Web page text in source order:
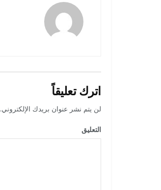
اترك تعليقاً
لن يتم نشر عنوان بريدك الإلكتروني.
التعليق